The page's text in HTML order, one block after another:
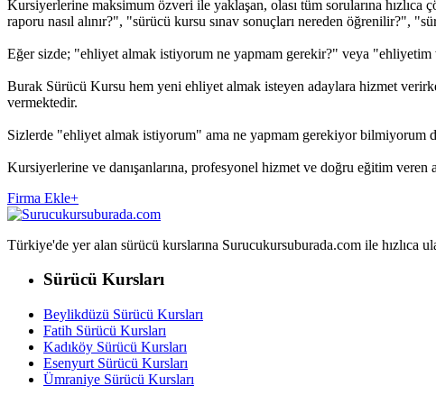
Kursiyerlerine maksimum özveri ile yaklaşan, olası tüm sorularına
raporu nasıl alınır?", "sürücü kursu sınav sonuçları nereden öğrenilir?",
Eğer sizde; "ehliyet almak istiyorum ne yapmam gerekir?" veya
Burak Sürücü Kursu hem yeni ehliyet almak isteyen adaylara hizmet
vermektedir.
Sizlerde "ehliyet almak istiyorum" ama ne yapmam gerekiyor bilmiyorum
Kursiyerlerine ve danışanlarına, profesyonel hizmet ve doğru eğitim
Firma Ekle+
Türkiye'de yer alan sürücü kurslarına Surucukursuburada.com ile hızlıca
Sürücü Kursları
Beylikdüzü Sürücü Kursları
Fatih Sürücü Kursları
Kadıköy Sürücü Kursları
Esenyurt Sürücü Kursları
Ümraniye Sürücü Kursları